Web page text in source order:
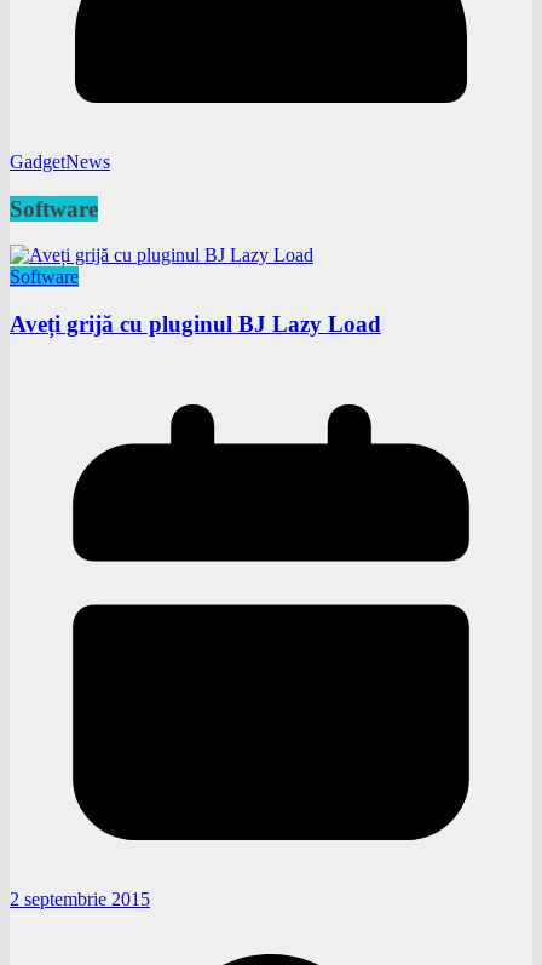
GadgetNews
Software
Software
Aveți grijă cu pluginul BJ Lazy Load
2 septembrie 2015